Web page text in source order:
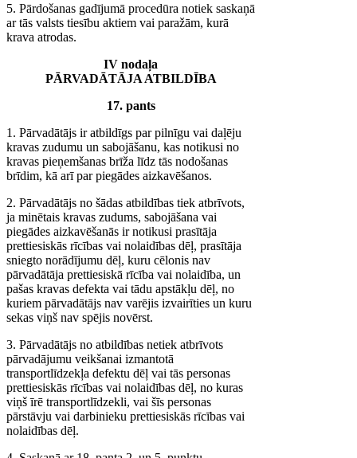
5. Pārdošanas gadījumā procedūra notiek saskaņā
ar tās valsts tiesību aktiem vai paražām, kurā
krava atrodas.
IV nodaļa
PĀRVADĀTĀJA ATBILDĪBA
17. pants
1. Pārvadātājs ir atbildīgs par pilnīgu vai daļēju
kravas zudumu un sabojāšanu, kas notikusi no
kravas pieņemšanas brīža līdz tās nodošanas
brīdim, kā arī par piegādes aizkavēšanos.
2. Pārvadātājs no šādas atbildības tiek atbrīvots,
ja minētais kravas zudums, sabojāšana vai
piegādes aizkavēšanās ir notikusi prasītāja
prettiesiskās rīcības vai nolaidības dēļ, prasītāja
sniegto norādījumu dēļ, kuru cēlonis nav
pārvadātāja prettiesiskā rīcība vai nolaidība, un
pašas kravas defekta vai tādu apstākļu dēļ, no
kuriem pārvadātājs nav varējis izvairīties un kuru
sekas viņš nav spējis novērst.
3. Pārvadātājs no atbildības netiek atbrīvots
pārvadājumu veikšanai izmantotā
transportlīdzekļa defektu dēļ vai tās personas
prettiesiskās rīcības vai nolaidības dēļ, no kuras
viņš īrē transportlīdzekli, vai šīs personas
pārstāvju vai darbinieku prettiesiskās rīcības vai
nolaidības dēļ.